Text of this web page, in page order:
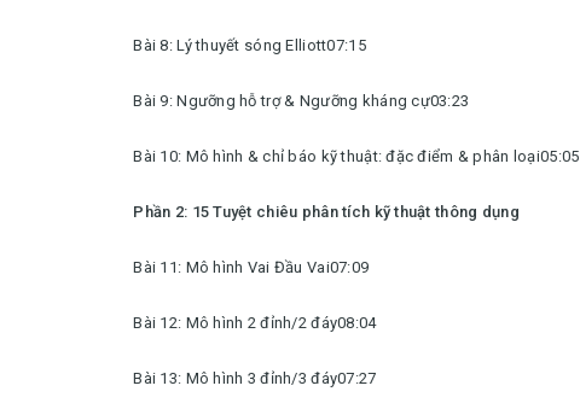
Bài 8: Lý thuyết sóng Elliott07:15
Bài 9: Ngưỡng hỗ trợ & Ngưỡng kháng cự03:23
Bài 10: Mô hình & chỉ báo kỹ thuật: đặc điểm & phân loại05:05
Phần 2: 15 Tuyệt chiêu phân tích kỹ thuật thông dụng
Bài 11: Mô hình Vai Đầu Vai07:09
Bài 12: Mô hình 2 đỉnh/2 đáy08:04
Bài 13: Mô hình 3 đỉnh/3 đáy07:27